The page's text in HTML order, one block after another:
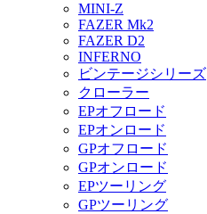
MINI-Z
FAZER Mk2
FAZER D2
INFERNO
ビンテージシリーズ
クローラー
EPオフロード
EPオンロード
GPオフロード
GPオンロード
EPツーリング
GPツーリング